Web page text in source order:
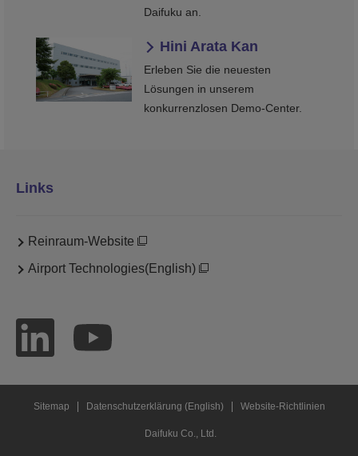
Daifuku an.
Hini Arata Kan
Erleben Sie die neuesten
Lösungen in unserem
konkurrenzlosen Demo-Center.
Links
Reinraum-Website
Airport Technologies(English)
Sitemap Datenschutzerklärung (English) Website-Richtlinien
Daifuku Co., Ltd.